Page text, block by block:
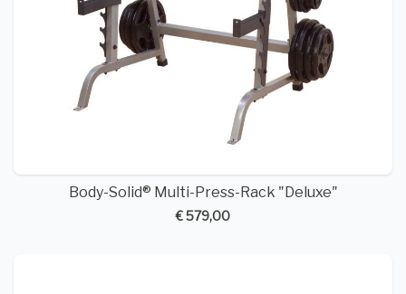
Body-Solid® Multi-Press-Rack "Deluxe"
€ 579,00